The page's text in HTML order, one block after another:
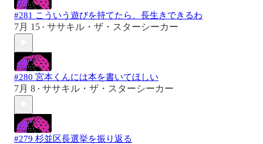
#281 こういう遊びを持てたら、長生きできるわ
7月 15 • ササキル・ザ・スターシーカー
#280 宮本くんには本を書いてほしい
7月 8 • ササキル・ザ・スターシーカー
#279 杉並区長選挙を振り返る